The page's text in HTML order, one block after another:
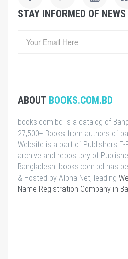
STAY INFORMED OF
ABOUT BOOKS.COM.BD
books.com.bd is a catalog of
27,500+ Books from authors of
Website is a part of Publishers
archive and repository of
Bangladesh. books.com.bd has
& Hosted by Alpha Net, leading
Name Registration Company in